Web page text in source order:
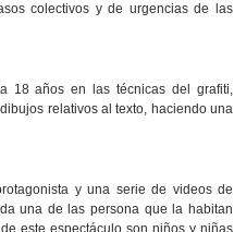
colectivos y de urgencias de las
18 años en las técnicas del grafiti,
relativos al texto, haciendo una
y una serie de videos de
una de las persona que la habitan
este espectáculo son niños y niñas